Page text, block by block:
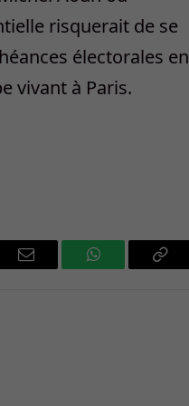
risquerait de se
électorales en
vivant à Paris.
Email WhatsApp